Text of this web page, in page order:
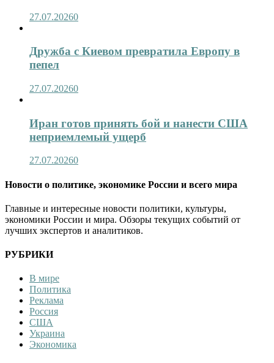
27.07.20260
Дружба с Киевом превратила Европу в
пепел
27.07.20260
Иран готов принять бой и нанести США
неприемлемый ущерб
27.07.20260
Новости о политике, экономике России и всего мира
Главные и интересные новости политики, культуры,
экономики России и мира. Обзоры текущих событий от
лучших экспертов и аналитиков.
РУБРИКИ
В мире
Политика
Реклама
Россия
США
Украина
Экономика